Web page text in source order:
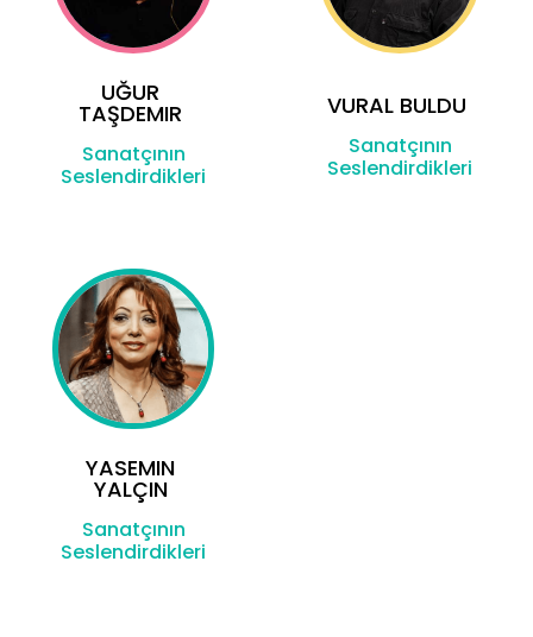
UĞUR
TAŞDEMIR
Sanatçının
Seslendirdikleri
VURAL BULDU
Sanatçının
Seslendirdikleri
YASEMIN
YALÇIN
Sanatçının
Seslendirdikleri